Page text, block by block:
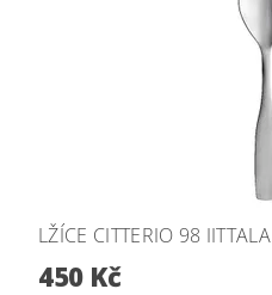
LŽÍCE CITTERIO 98 IITTALA
450 Kč